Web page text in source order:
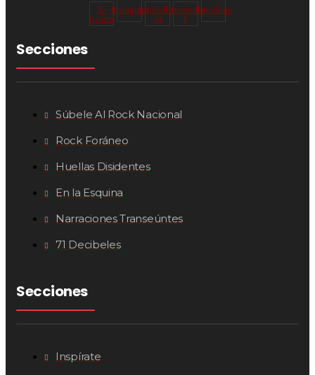
X-
twitter
InstagramLinkedin-
in
Facebook-
f
Envelope
Secciones
Súbele Al Rock Nacional
Rock Foráneo
Huellas Disidentes
En la Esquina
Narraciones Transeúntes
71 Decibeles
Secciones
Inspírate